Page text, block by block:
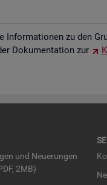
In­for­ma­tio­nen zu den
Do­ku­men­ta­ti­on zur
und Neue­run­gen
2MB)